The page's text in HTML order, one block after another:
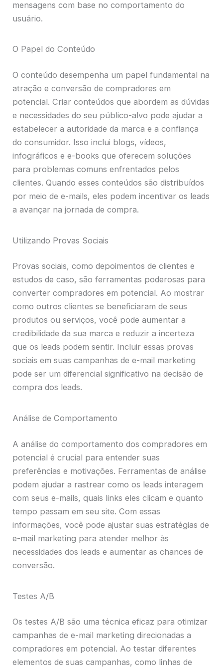
mensagens com base no comportamento do
usuário.
O Papel do Conteúdo
O conteúdo desempenha um papel fundamental na
atração e conversão de compradores em
potencial. Criar conteúdos que abordem as dúvidas
e necessidades do seu público-alvo pode ajudar a
estabelecer a autoridade da marca e a confiança
do consumidor. Isso inclui blogs, vídeos,
infográficos e e-books que oferecem soluções
para problemas comuns enfrentados pelos
clientes. Quando esses conteúdos são distribuídos
por meio de e-mails, eles podem incentivar os leads
a avançar na jornada de compra.
Utilizando Provas Sociais
Provas sociais, como depoimentos de clientes e
estudos de caso, são ferramentas poderosas para
converter compradores em potencial. Ao mostrar
como outros clientes se beneficiaram de seus
produtos ou serviços, você pode aumentar a
credibilidade da sua marca e reduzir a incerteza
que os leads podem sentir. Incluir essas provas
sociais em suas campanhas de e-mail marketing
pode ser um diferencial significativo na decisão de
compra dos leads.
Análise de Comportamento
A análise do comportamento dos compradores em
potencial é crucial para entender suas
preferências e motivações. Ferramentas de análise
podem ajudar a rastrear como os leads interagem
com seus e-mails, quais links eles clicam e quanto
tempo passam em seu site. Com essas
informações, você pode ajustar suas estratégias de
e-mail marketing para atender melhor às
necessidades dos leads e aumentar as chances de
conversão.
Testes A/B
Os testes A/B são uma técnica eficaz para otimizar
campanhas de e-mail marketing direcionadas a
compradores em potencial. Ao testar diferentes
elementos de suas campanhas, como linhas de